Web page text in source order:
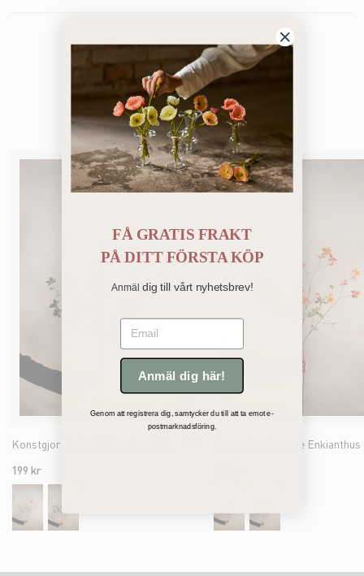
Du kanske också gillar
199 kr
FÅ GRATIS FRAKT
PÅDITT FÖRSTA KÖP
Anmäl dig till vårt nyhetsbrev!
Email
Anmäl dig här!
Genom att registrera dig, samtycker du till att ta emot e-
postmarknadsföring.